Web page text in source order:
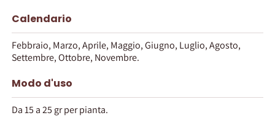
Calendario
Febbraio, Marzo, Aprile, Maggio, Giugno, Luglio, Agosto,
Settembre, Ottobre, Novembre.
Modo d'uso
Da 15 a 25 gr per pianta.